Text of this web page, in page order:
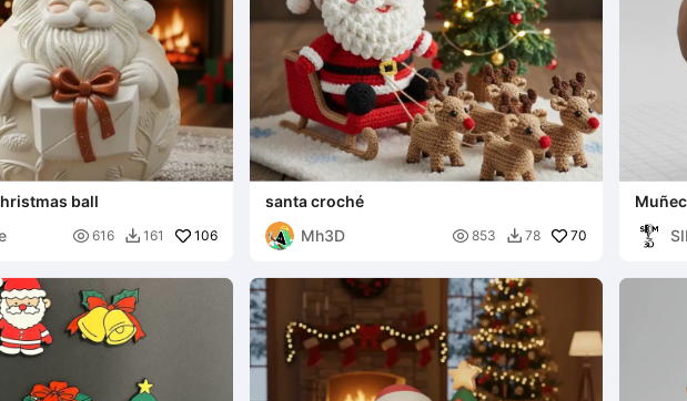
ball
 616  161 106
santa croché
Mh3D
 853  78 70